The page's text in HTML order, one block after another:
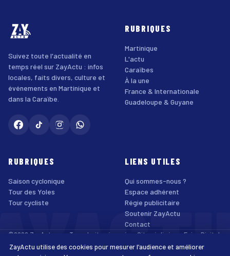
Suivez toute l'actualité en
temps réel sur ZayActu : infos
locales, faits divers, culture et
événements en Martinique et
dans la Caraïbe.
RUBRIQUES
Martinique
L'actu
Caraïbes
À la une
France & Internationale
Guadeloupe & Guyane
RUBRIQUES
Saison cyclonique
Tour des Yoles
Tour cycliste
LIENS UTILES
Qui sommes-nous ?
Espace adhérent
Régie publicitaire
Soutenir ZayActu
Contact
©2026 ZayActu.org. Tous droits réservés. · Site réalisé par Enjoy Digital
Agency
Mentions légales
Confidentialité Cookies Accessibilité
ZayActu utilise des cookies pour mesurer l’audience et améliorer